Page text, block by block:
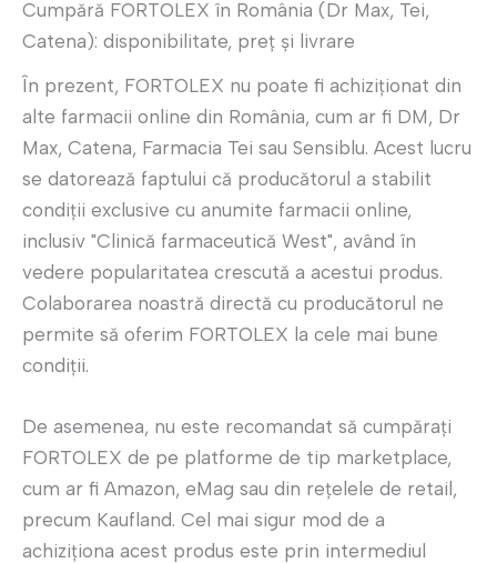
Cumpără FORTOLEX în România (Dr Max, Tei,
Catena): disponibilitate, preț și livrare
În prezent, FORTOLEX nu poate fi achiziționat din
alte farmacii online din România, cum ar fi DM, Dr
Max, Catena, Farmacia Tei sau Sensiblu. Acest lucru
se datorează faptului că producătorul a stabilit
condiții exclusive cu anumite farmacii online,
inclusiv "Clinică farmaceutică West", având în
vedere popularitatea crescută a acestui produs.
Colaborarea noastră directă cu producătorul ne
permite să oferim FORTOLEX la cele mai bune
condiții.
De asemenea, nu este recomandat să cumpărați
FORTOLEX de pe platforme de tip marketplace,
cum ar fi Amazon, eMag sau din rețelele de retail,
precum Kaufland. Cel mai sigur mod de a
achiziționa acest produs este prin intermediul